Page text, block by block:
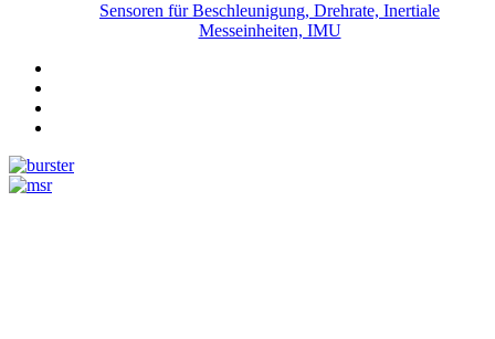
Sensoren für Beschleunigung, Drehrate, Inertiale
Messeinheiten, IMU